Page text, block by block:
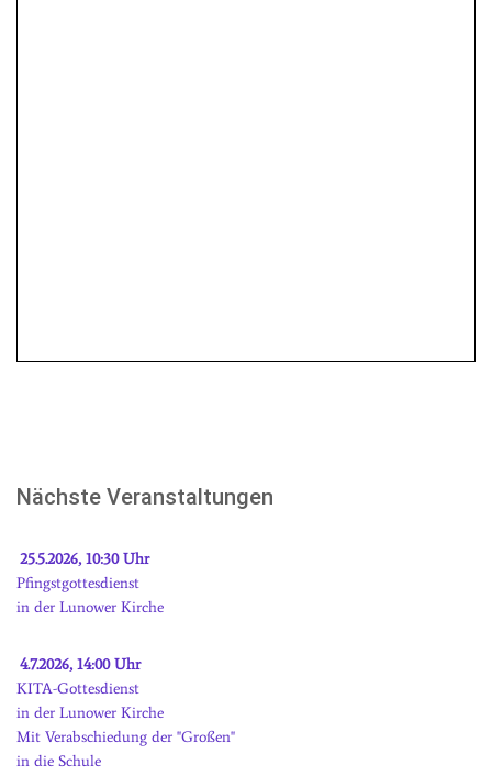
Nächste Veranstaltungen
25.5.2026, 10:30 Uhr
Pfingstgottesdienst
in der Lunower Kirche
4.7.2026, 14:00 Uhr
KITA-Gottesdienst
in der Lunower Kirche
Mit Verabschiedung der "Großen"
in die Schule